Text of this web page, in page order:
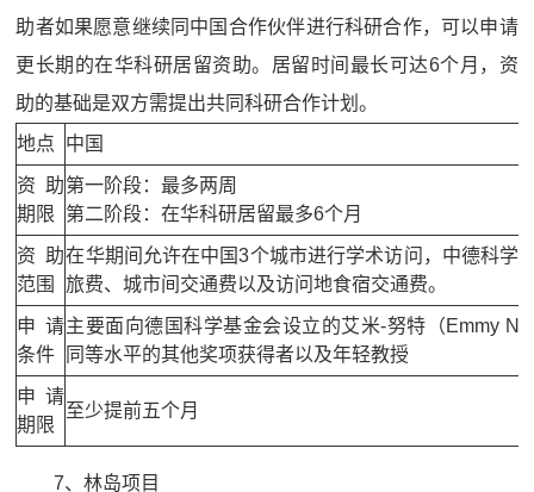
助者如果愿意继续同中国合作伙伴进行科研合作，可以申请
更长期的在华科研居留资助。居留时间最长可达6个月，资
助的基础是双方需提出共同科研合作计划。
地点
中国
资助
期限
第一阶段：最多两周
第二阶段：在华科研居留最多6个月
资助
范围
在华期间允许在中国3个城市进行学术访问，中德科学
旅费、城市间交通费以及访问地食宿交通费。
申请
条件
主要面向德国科学基金会设立的艾米-努特（Emmy
同等水平的其他奖项获得者以及年轻教授
申请
期限
至少提前五个月
7、林岛项目